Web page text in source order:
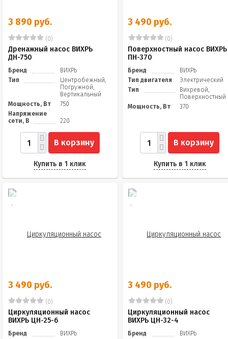
3 890 руб.
(0)
Дренажный насос ВИХРЬ
ДН-750
Бренд
ВИХРЬ
Тип
Центробежный,
Погружной,
Вертикальный
Мощность, Вт
750
Напряжение
сети, В
220
В корзину
Купить в 1 клик
3 490 руб.
(0)
Поверхностный насос ВИХРЬ
ПН-370
Бренд
ВИХРЬ
Тип двигателя
Электрический
Тип
Вихревой,
Поверхностный
Мощность, Вт
370
В корзину
Купить в 1 клик
3 490 руб.
(0)
Циркуляционный насос
ВИХРЬ ЦН-25-6
Бренд
ВИХРЬ
3 490 руб.
(0)
Циркуляционный насос
ВИХРЬ ЦН-32-4
Бренд
ВИХРЬ